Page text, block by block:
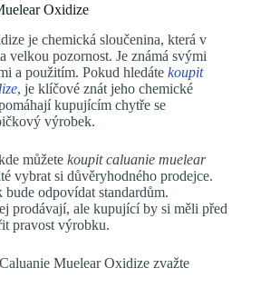
Oxidize
je chemická sloučenina, která v
velkou pozornost. Je známá svými
a použitím. Pokud hledáte koupit
, je klíčové znát jeho chemické
kupujícím chytře se
výrobek.
můžete koupit caluanie muelear
vybrat si důvěryhodného prodejce.
odpovídat standardům.
prodávají, ale kupující by si měli před
pravost výrobku.
Muelear Oxidize zvažte